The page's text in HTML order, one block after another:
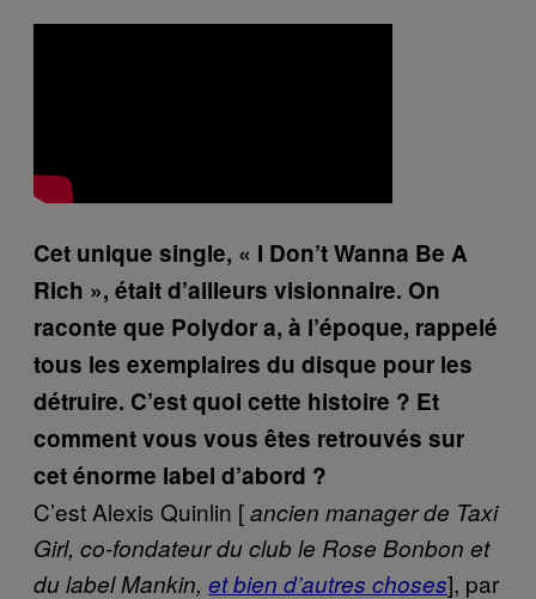
Cet unique single, « I Don’t Wanna Be A
Rich », était d’ailleurs visionnaire. On
raconte que Polydor a, à l’époque, rappelé
tous les exemplaires du disque pour les
détruire. C’est quoi cette histoire ? Et
comment vous vous êtes retrouvés sur
cet énorme label d’abord ?
C’est Alexis Quinlin [ancien manager de Taxi
Girl, co-fondateur du club le Rose Bonbon et
du label Mankin, et bien d’autres choses], par